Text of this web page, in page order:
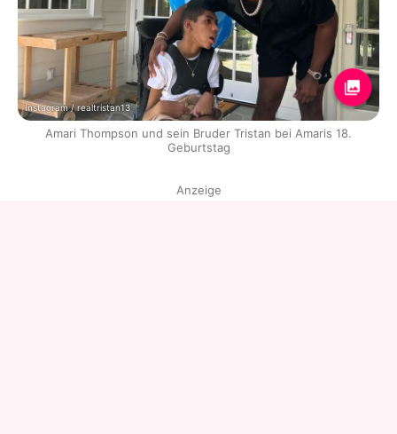
Instagram / realtristan13
Amari Thompson und sein Bruder Tristan bei Amaris 18.
Geburtstag
Anzeige